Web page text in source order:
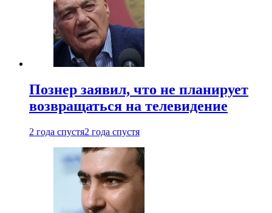
Познер заявил, что не планирует
возвращаться на телевидение
2 года спустя2 года спустя